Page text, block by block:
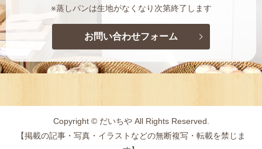
※蒸しパンは生地がなくなり次第終了します
お問い合わせフォーム
Copyright © だいちや All Rights Reserved.
【掲載の記事・写真・イラストなどの無断複写・転載を禁じま